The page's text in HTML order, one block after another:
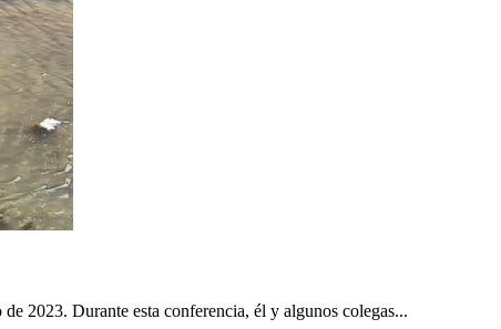
2023. Durante esta conferencia, él y algunos colegas...